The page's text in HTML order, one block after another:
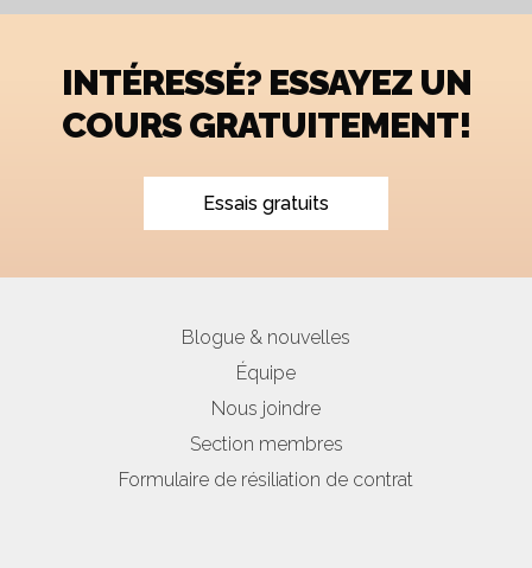
INTÉRESSÉ? ESSAYEZ UN
COURS GRATUITEMENT!
Essais gratuits
Blogue & nouvelles
Équipe
Nous joindre
Section membres
Formulaire de résiliation de contrat